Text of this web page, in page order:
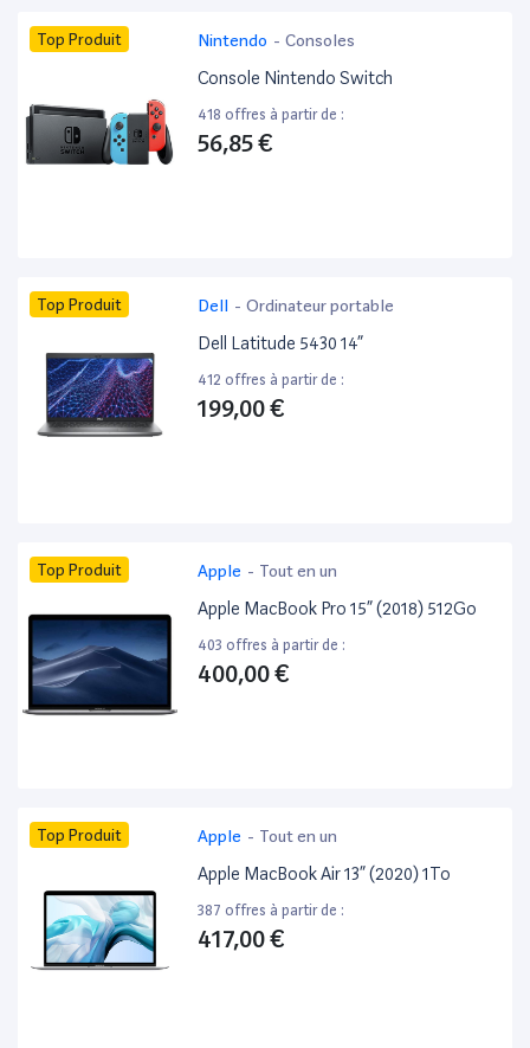
Top Produit Nintendo - Consoles
Console Nintendo Switch
418 offres à partir de :
56,85 €
Top Produit Dell - Ordinateur portable
Dell Latitude 5430 14”
412 offres à partir de :
199,00 €
Top Produit Apple - Tout en un
Apple MacBook Pro 15” (2018) 512Go
403 offres à partir de :
400,00 €
Top Produit Apple - Tout en un
Apple MacBook Air 13” (2020) 1To
387 offres à partir de :
417,00 €